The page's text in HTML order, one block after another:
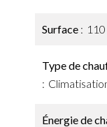
Surface 110
Type de
Énergie de